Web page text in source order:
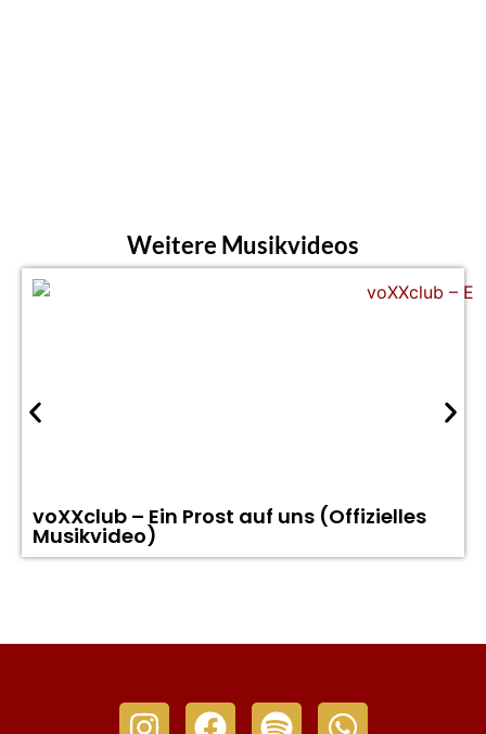
Weitere Musikvideos
voXXclub – Ein Prost auf uns (Offizielles
Musikvideo)